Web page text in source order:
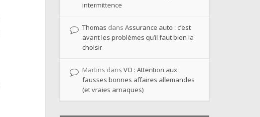
intermittence
Thomas dans Assurance auto : c’est
avant les problèmes qu’il faut bien la
choisir
Martins dans VO : Attention aux
fausses bonnes affaires allemandes
(et vraies arnaques)